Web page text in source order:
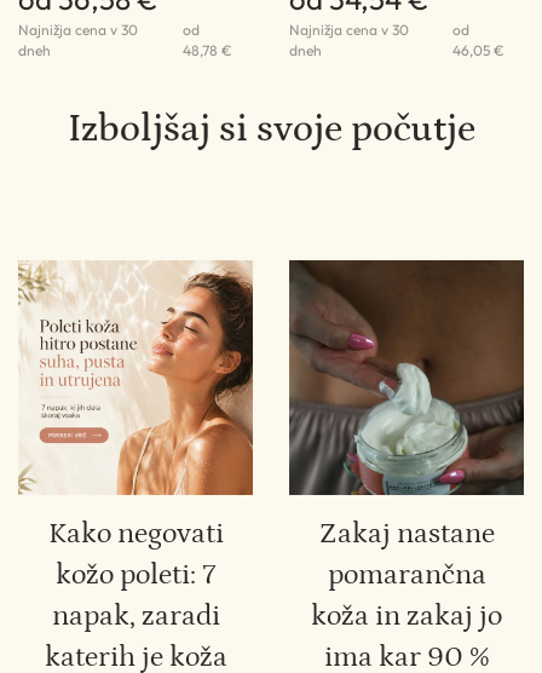
Najnižja cena v 30
dneh
od
48,78 €
Najnižja cena v 30
dneh
od
46,05 €
Izboljšaj si svoje počutje
Kako negovati
kožo poleti: 7
napak, zaradi
katerih je koža
Zakaj nastane
pomarančna
koža in zakaj jo
ima kar 90 %